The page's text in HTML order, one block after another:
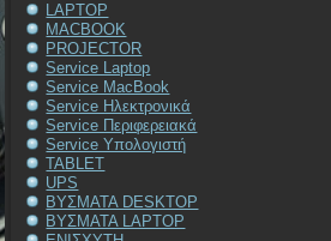
LAPTOP
MACBOOK
PROJECTOR
Service Laptop
Service MacBook
Service Ηλεκτρονικά
Service Περιφερειακά
Service Υπολογιστή
TABLET
UPS
ΒΥΣΜΑΤΑ DESKTOP
ΒΥΣΜΑΤΑ LAPTOP